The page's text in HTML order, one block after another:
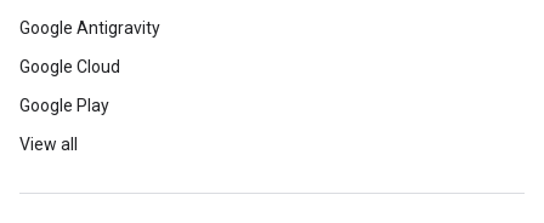
Google Antigravity
Google Cloud
Google Play
View all